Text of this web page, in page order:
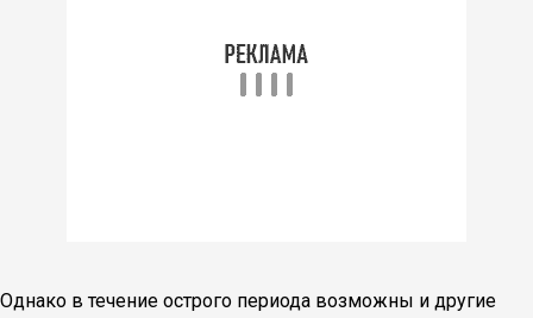
Однако в течение острого периода возможны и другие